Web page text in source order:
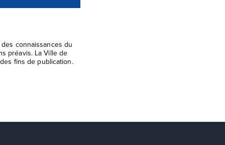
connaissances du
préavis. La Ville de
fins de publication.